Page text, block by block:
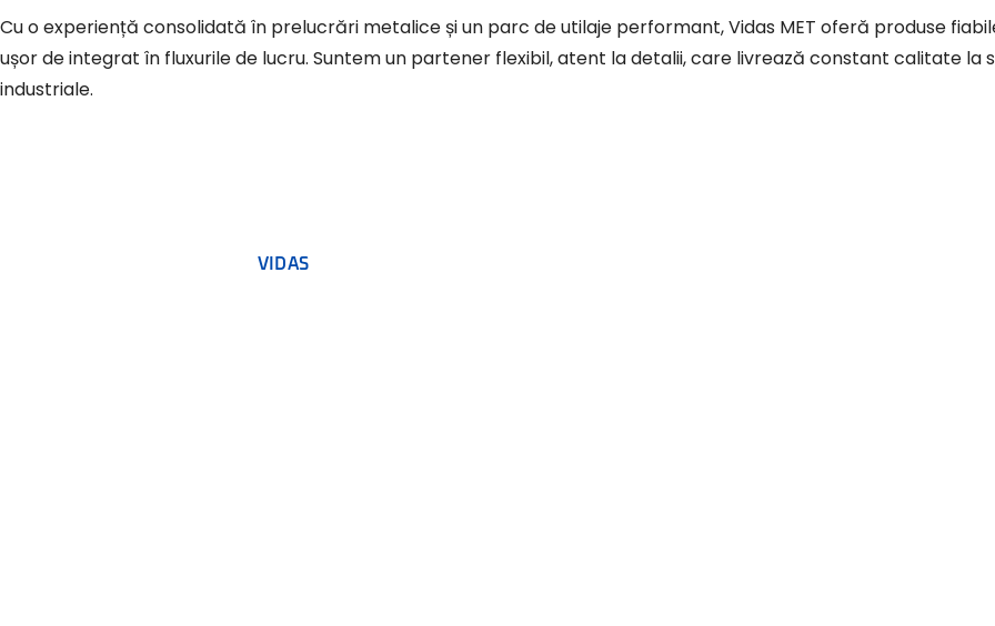
Cu o experiență consolidată în prelucrări metalice și un parc de utilaje performant, Vidas MET oferă produse fiabile, bine construite și
ușor de integrat în fluxurile de lucru. Suntem un partener flexibil, atent la detalii, care livrează constant calitate la
industriale.
VIDAS